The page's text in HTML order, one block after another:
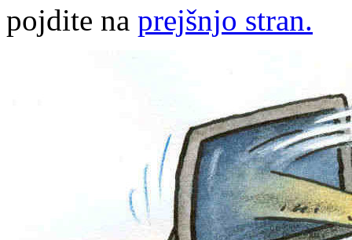
pojdite na prejšnjo stran.